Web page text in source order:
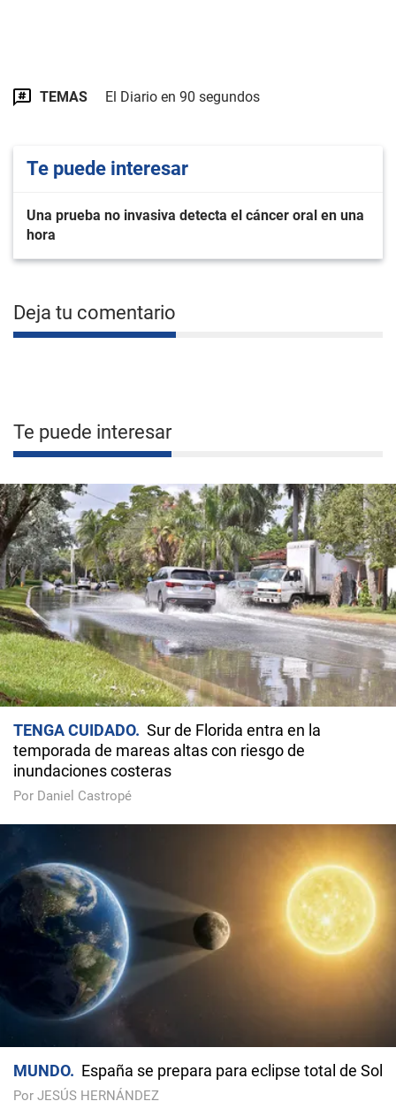
TEMAS El Diario en 90 segundos
Te puede interesar
Una prueba no invasiva detecta el cáncer oral en una
hora
Deja tu comentario
Te puede interesar
TENGA CUIDADO
Sur de Florida entra en la
temporada de mareas altas con riesgo de
inundaciones costeras
Por Daniel Castropé
MUNDO España se prepara para eclipse total de Sol
Por JESÚS HERNÁNDEZ